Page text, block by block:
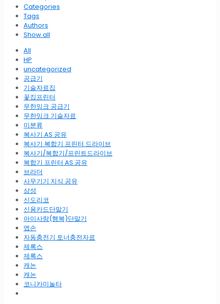
Categories
Tags
Authors
Show all
All
HP
uncategorized
공급기
기술자료집
꽃집프린터
무한잉크 공급기
무한잉크 기술자료
미분류
복사기 AS 공유
복사기 복합기 프린터 드라이브
복사기/복합기/프린트드라이브
복합기 프린터 AS 공유
브라더
사무기기 지식 공유
삼성
신도리코
신용카드단말기
아이사랑(행복)단말기
엡손
자동충전기 토너충전자료
제록스
제록스
캐논
캐논
코니카미놀타